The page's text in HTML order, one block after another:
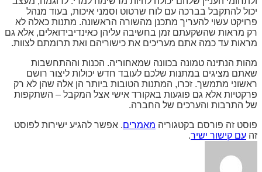
יכול להתקבל בברכה עם לוח שרטוט וסמני איכות, בעוד מנהל
פרויקט עשוי להעריך מתכנן מהשורה הראשונה. מתנות כאלה לא
רק מראות שהשקעתם זמן בחשיבה עליהן כאינדיבידואלים, אלא גם
מראות עד כמה אתם מעריכים את כישוריהם ואת תרומתם לצוות.
מהות הנתינה טמונה בכוונה שמאחוריה. הכנות וההתחשבות
שאתם מציגים במתנות שלכם לעובד חדש יכולות ליצור רושם
ראשוני מתמשך. זכרו, המתנות הטובות ביותר הן אלה שהן לא רק
פרקטיות אלא גם פוגעות באקורד אישי אצל המקבל – השתקפות
של התרבות והערכים של החברה.
פוסט זה פורסם בקטגוריה מאמרים. אפשר להגיע ישירות לפוסט
זה עם קישור ישיר.